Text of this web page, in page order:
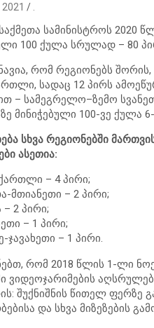
სამინისტროს 2020
100 ქულა სრულად – 80
რომ რეგიონებს
სადაც 12 პირს
– სამეგრელო–ზემო
მინიჭებული 100-ვე ქულა
სხვა რეგიონებში
ასეთია:
– 4 პირი;
მთიანეთი – 2 პირი;
– 2 პირი;
– 1 პირი;
ჯავახეთი – 1 პირი.
რომ 2018 წლის 1-ლი
ვიდეოჯარიმების
შუქნიშნის წითელ ფერზე
და სხვა მიზეზების